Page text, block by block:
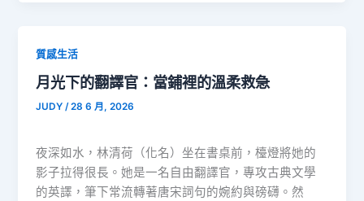
質感生活
月光下的翻譯官：當鋪裡的溫柔救急
JUDY/28 6 月, 2026
夜深如水，林清荷（化名）坐在書桌前，檯燈將她的
影子拉得很長。她是一名自由翻譯官，專攻古典文學
的英譯，筆下常流轉著唐宋詞句的婉約與磅礴。然